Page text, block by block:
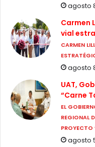
agosto
Carmen
vial
CARMEN
agosto
UAT,
“Carne
EL
REGIONAL
PROYECTO
agosto